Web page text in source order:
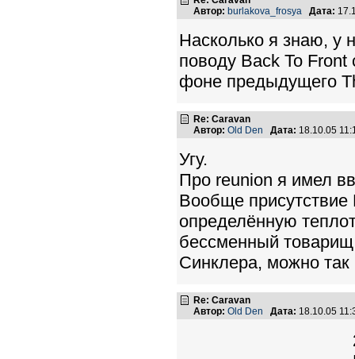
Автор: burlakova_frosya Дата:
Насколько я знаю, у
поводу Back To
фоне предыдущего
Re: Caravan
Автор: Old Den Дата: 18.10.05
Угу.
Про reunion я имел
Вообще присутствие
определённую
бессменный товарищ
Синклера, можно
Re: Caravan
Автор: Old Den Дата: 18.10.05